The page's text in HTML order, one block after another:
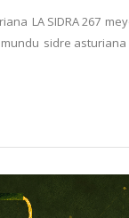
LA SIDRA 267
sidre asturiana